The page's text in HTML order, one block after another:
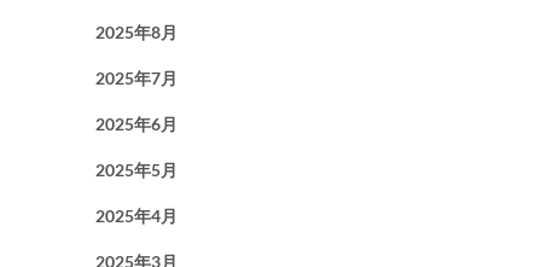
2025年8月
2025年7月
2025年6月
2025年5月
2025年4月
2025年3月